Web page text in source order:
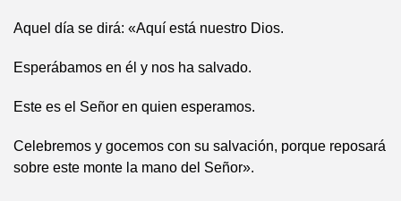
Aquel día se dirá: «Aquí está nuestro Dios.
Esperábamos en él y nos ha salvado.
Este es el Señor en quien esperamos.
Celebremos y gocemos con su salvación, porque reposará
sobre este monte la mano del Señor».